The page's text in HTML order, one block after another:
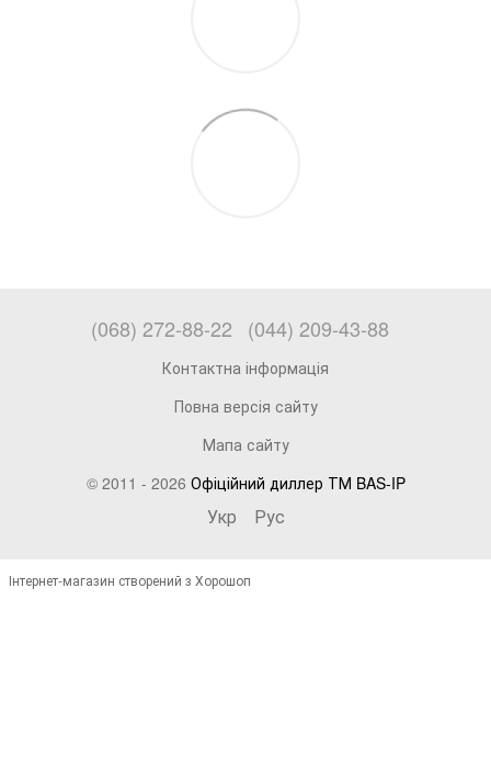
(068) 272-88-22 (044) 209-43-88
Контактна інформація
Повна версія сайту
Мапа сайту
© 2011 - 2026 Офіційний диллер ТМ BAS-IP
Укр Рус
Інтернет-магазин створений з Хорошоп